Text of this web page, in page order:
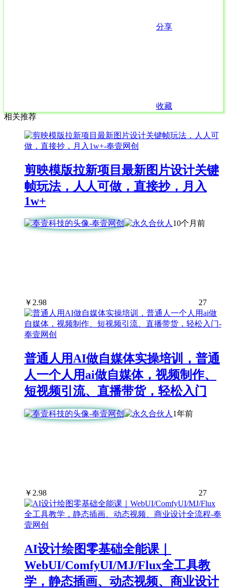
分享
收藏
相关推荐
剪映模版拉新项目最新图片设计关键
帧玩法，人人可做，直接抄，月入
1w+
10个月前
￥ 2.98 27
普通人用AI做自媒体实操培训，普通
人一个人用ai做自媒体，视频制作、
短视频引流、直播带货，轻松入门
1年前
￥2.98 27
AI设计绘图零基础全能课｜
WebUI/ComfyUI/MJ/Flux全工具教
学，静态插画、动态视频、商业设计